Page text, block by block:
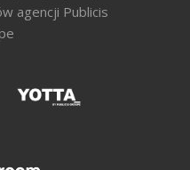
agencji Publicis